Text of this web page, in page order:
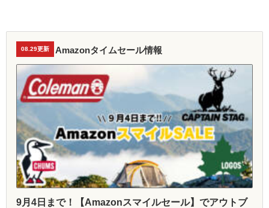
08.29更新 Amazonタイムセール情報
9月4日まで！【Amazonスマイルセール】でアウトブ